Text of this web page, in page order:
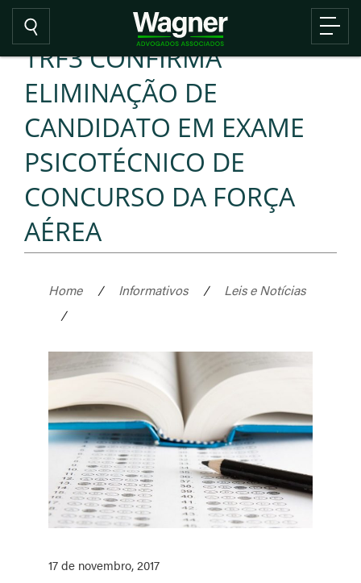
TRF3 CONFIRMA
ELIMINAÇÃO DE
CANDIDATO EM EXAME
PSICOTÉCNICO DE
CONCURSO DA FORÇA
AÉREA
Home / Informativos /
Leis e Notícias
/
17 de novembro, 2017